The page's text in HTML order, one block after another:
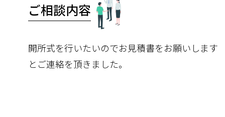
ご相談内容
開所式を行いたいのでお見積書をお願いします
とご連絡を頂きました。